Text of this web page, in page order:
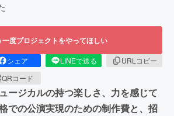
一度プロジェクトをやってほしい
シェア LINEで送る
URLコピー
QRコード
ージカルの持つ楽しさ、力を感じて
での公演実現のための制作費と、招